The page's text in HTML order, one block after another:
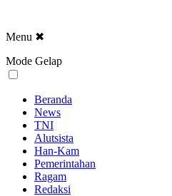
Menu ✖
Mode Gelap
Beranda
News
TNI
Alutsista
Han-Kam
Pemerintahan
Ragam
Redaksi